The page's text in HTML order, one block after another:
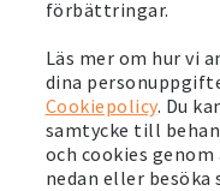
förbättringar.
Läs mer om hur vi
dina
Cookiepolicy. Du
samtycke till
och cookies
nedan eller
våra entreprenörer.
– Båda våra
entreprenör. Maan som
hos entreprenören
varje vecka när han är i